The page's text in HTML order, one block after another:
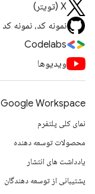
X (تویتر)
نمونه کد، نمونه کد
Codelabs
ویدیوها
Google Workspace برای توسعه دهندگان
نمای کلی پلتفرم
محصولات توسعه دهنده
یادداشت های انتشار
پشتیبانی از توسعه دهندگان